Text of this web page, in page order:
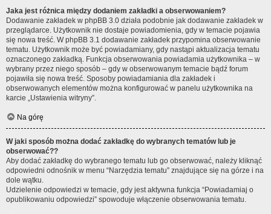
Jaka jest różnica między dodaniem zakładki a obserwowaniem?
Dodawanie zakładek w phpBB 3.0 działa podobnie jak dodawanie zakładek w
przeglądarce. Użytkownik nie dostaje powiadomienia, gdy w temacie pojawia
się nowa treść. W phpBB 3.1 dodawanie zakładek przypomina obserwowanie
tematu. Użytkownik może być powiadamiany, gdy nastąpi aktualizacja tematu
oznaczonego zakładką. Funkcja obserwowania powiadamia użytkownika – w
wybrany przez niego sposób – gdy w obserwowanym temacie bądź forum
pojawiła się nowa treść. Sposoby powiadamiania dla zakładek i
obserwowanych elementów można konfigurować w panelu użytkownika na
karcie „Ustawienia witryny”.
Na górę
W jaki sposób można dodać zakładkę do wybranych tematów lub je
obserwować??
Aby dodać zakładkę do wybranego tematu lub go obserwować, należy kliknąć
odpowiedni odnośnik w menu “Narzędzia tematu” znajdujące się na górze i na
dole wątku.
Udzielenie odpowiedzi w temacie, gdy jest aktywna funkcja “Powiadamiaj o
opublikowaniu odpowiedzi” spowoduje włączenie obserwowania tematu.